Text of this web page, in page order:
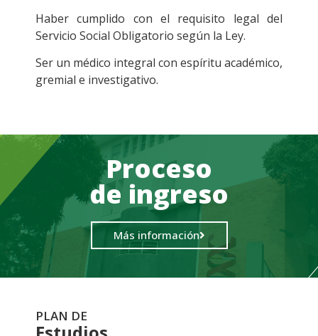
Haber cumplido con el requisito legal del
Servicio Social Obligatorio según la Ley.
Ser un médico integral con espíritu académico,
gremial e investigativo.
Proceso
de ingreso
Más información
PLAN DE